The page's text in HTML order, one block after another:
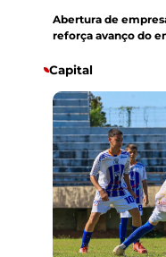
Abertura de
reforça avanço do
Capital